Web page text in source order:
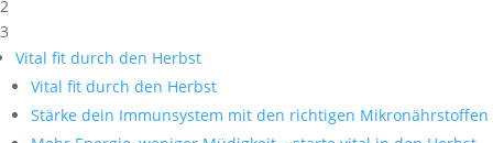
2
3
Vital fit durch den Herbst
Vital fit durch den Herbst
Stärke dein Immunsystem mit den richtigen Mikronährstoffen